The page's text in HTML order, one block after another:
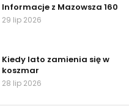
Informacje z Mazowsza 160
29 lip 2026
Kiedy lato zamienia się w
koszmar
28 lip 2026